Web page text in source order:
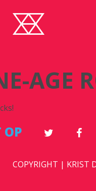
AGE
OP
COPYRIGHT | KRIST